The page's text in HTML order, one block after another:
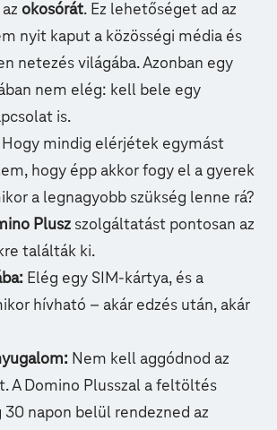
okosórát. Ez lehetőséget ad az
nyit kaput a közösségi média és
netezés világába. Azonban egy
nem elég: kell bele egy
is.
Hogy mindig elérjétek egymást
hogy épp akkor fogy el a gyerek
a legnagyobb szükség lenne rá?
Plusz szolgáltatást pontosan az
találták ki.
Elég egy SIM-kártya, és a
hívható – akár edzés után, akár
Nem kell aggódnod az
A Domino Plusszal a feltöltés
napon belül rendezned az